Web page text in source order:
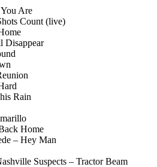
Are
Count (live)
Disappear
Rain
Home
– Hey Man
Suspects – Tractor Beam